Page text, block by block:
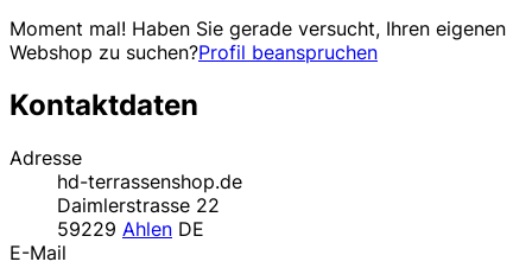
Moment mal! Haben Sie gerade versucht, Ihren eigenen
Webshop zu suchen?Profil beanspruchen
Kontaktdaten
Adresse
hd-terrassenshop.de
Daimlerstrasse 22
59229 Ahlen DE
E-Mail